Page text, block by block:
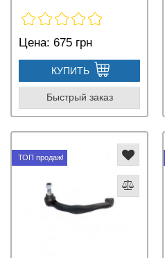
Цена: 675 грн
КУПИТЬ
Быстрый заказ
ТОП продаж!